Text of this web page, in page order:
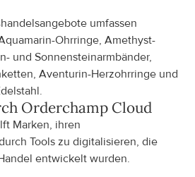
umfassen
Ohrringe, Amethyst-
und Sonnensteinarmbänder,
Aventurin-Herzohrringe und
Orderchamp Cloud
Marken, ihren
Tools zu digitalisieren, die
entwickelt wurden.